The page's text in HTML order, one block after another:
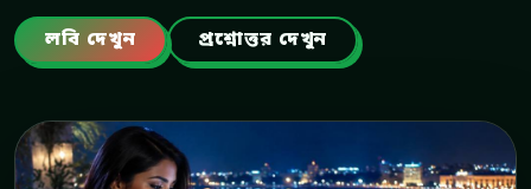
লবি দেখুন প্রশ্নোত্তর দেখুন